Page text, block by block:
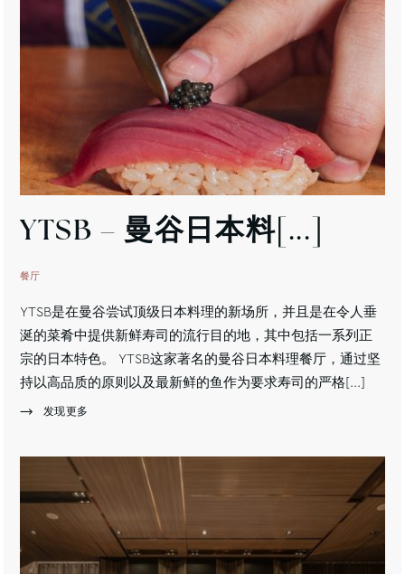
YTSB – 曼谷日本料[...]
餐厅
YTSB是在曼谷尝试顶级日本料理的新场所，并且是在令人垂
涎的菜肴中提供新鲜寿司的流行目的地，其中包括一系列正
宗的日本特色。 YTSB这家著名的曼谷日本料理餐厅，通过坚
持以高品质的原则以及最新鲜的鱼作为要求寿司的严格[...]
发现更多